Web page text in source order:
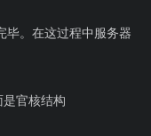
毕。在这过程中服务器
官核结构